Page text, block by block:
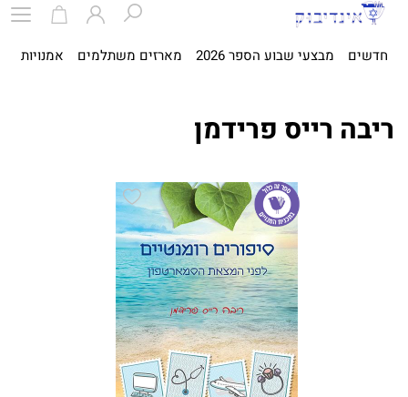
חדשים מבצעי שבוע הספר 2026 מארזים משתלמים אמנויות
ריבה רייס פרידמן